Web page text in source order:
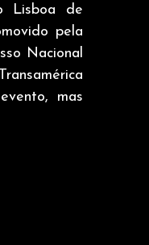
Lisboa de
pela
Nacional
mas